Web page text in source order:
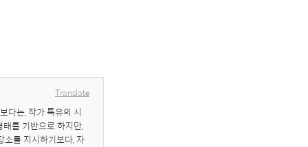
Translate
다는, 작가 특유의 시
를 기반으로 하지만,
소를 지시하기보다, 자